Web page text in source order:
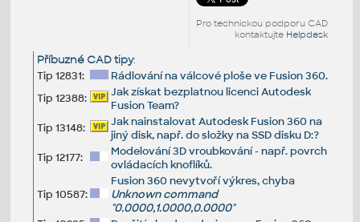
Pro technickou podporu CAD
kontaktujte Helpdesk
Příbuzné CAD tipy:
Tip 12831:
Rádlování na válcové ploše ve Fusion 360.
Tip 12388:
Jak získat bezplatnou licenci Autodesk
Fusion Team?
Tip 13148:
Jak nainstalovat Autodesk Fusion 360 na
jiný disk, např. do složky na SSD disku D:?
Tip 12177:
Modelování 3D vroubkování - např. povrch
ovládacích knoflíků.
Tip 10587:
Fusion 360 nevytvoří výkres, chyba
Unknown command
"0.0000,1.0000,0.0000"